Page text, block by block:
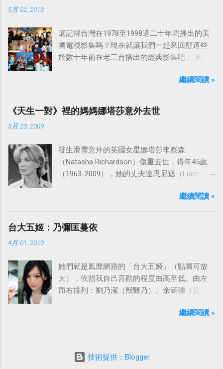
5月 02, 2013
還記得台灣在1978至1998這二十年間播出的美
國電視影集嗎？現在就讓我們一起來回顧這些
於數十年前在老三台播出的經典影集吧！ 首先
「愛之船」（The Love Boat），這部影集最早
是在1977年9月24日至1986年5月24日於美國
ABC頻道首播，共播出了249集。 令人懷念的愛
之船旋律：
繼續閱讀 »
《天生一對》裡的媽媽娜塔莎意外去世
3月 20, 2009
發生滑雪意外的英國女星娜塔莎李察森
（Natasha Richardson）傷重去世，得年45歲
（1963-2009），她的丈夫連恩尼遜（Liam
到傷心，希望外界給他們空間撫平傷痛。繼續閱讀 »
台大五姬：乃彌匡蔓依
4月 01, 2010
她們就是風靡網路的「台大五姬」（點圖可放
大），依照我自己喜歡的程度由高至低、由左
而右排列：劉乃潔（獸醫乃）、余涵彌（資工
蔓）、吳依潔（戲劇依）；這五位正妹透過網
繼續閱讀 »
技術提供：Blogger